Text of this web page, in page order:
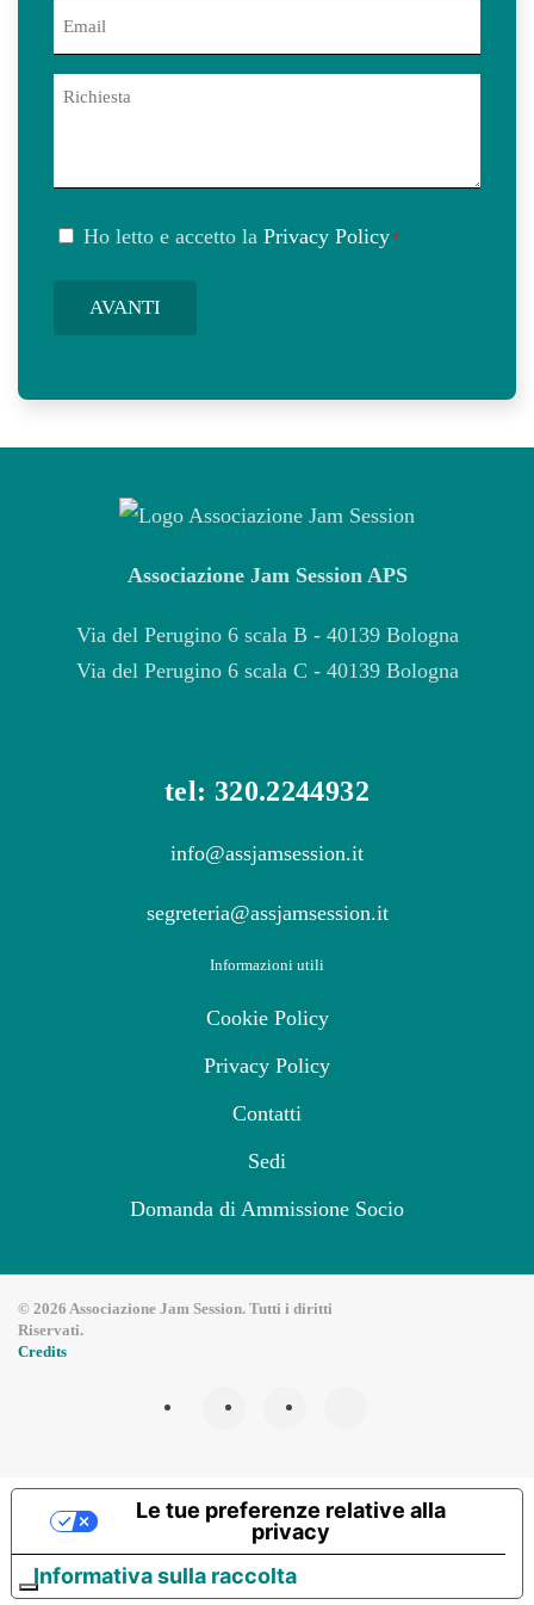
Richiesta
Consenso
Ho letto e accetto la Privacy Policy*
AVANTI
Associazione Jam Session APS
Via del Perugino 6 scala B - 40139 Bologna
Via del Perugino 6 scala C - 40139 Bologna
tel: 320.2244932
info@assjamsession.it
segreteria@assjamsession.it
Informazioni utili
Cookie Policy
Privacy Policy
Contatti
Sedi
Domanda di Ammissione Socio
© 2026 Associazione Jam Session. Tutti i diritti
Riservati.
Credits
Informativa sulla raccolta
Le tue preferenze relative alla
privacy